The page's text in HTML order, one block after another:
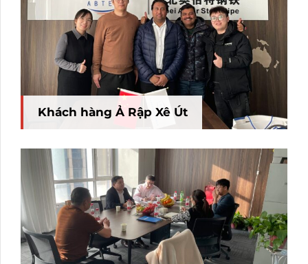
Khách hàng Ả Rập Xê Út